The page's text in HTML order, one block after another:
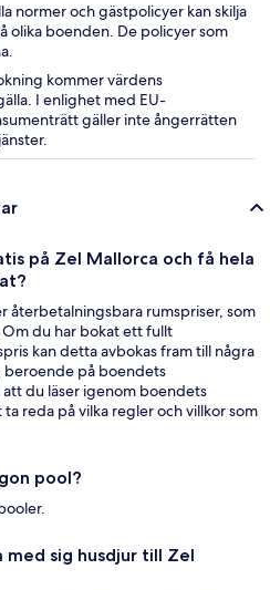
normer och gästpolicyer kan skilja
olika boenden. De policyer som
kommer värdens
I enlighet med EU-
gäller inte ångerrätten
på Zel Mallorca och få hela
återbetalningsbara rumspriser, som
Om du har bokat ett fullt
kan detta avbokas fram till några
på boendets
du läser igenom boendets
reda på vilka regler och villkor som
pool?
sig husdjur till Zel